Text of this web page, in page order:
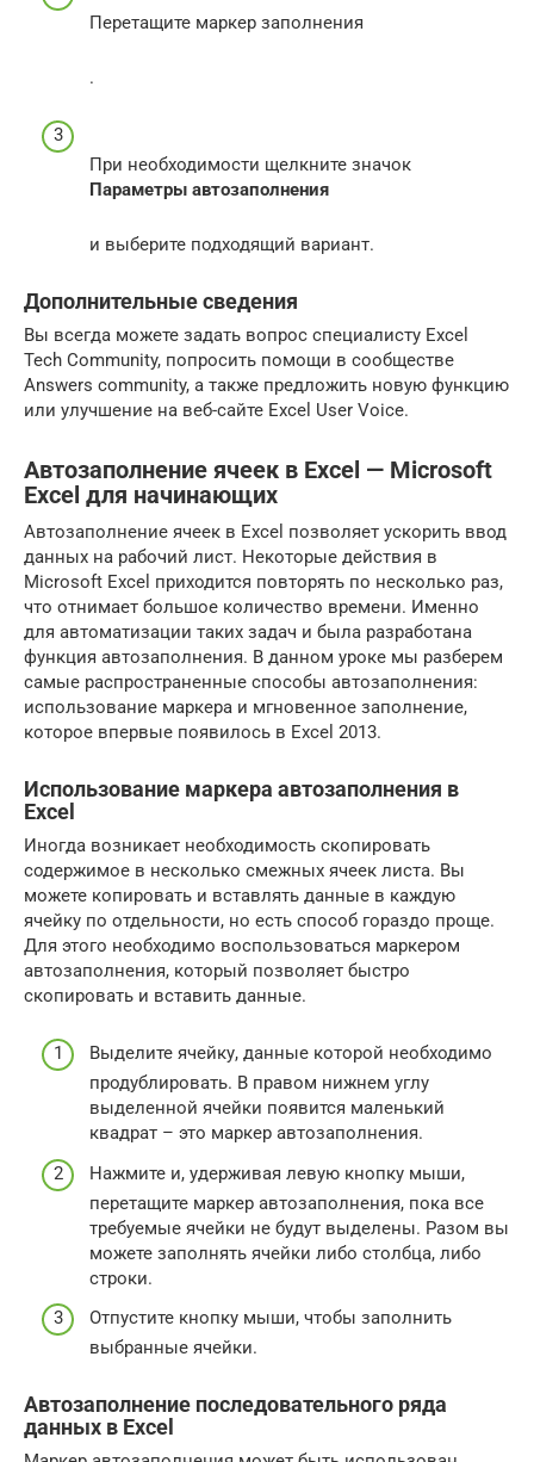
Перетащите маркер заполнения
.
При необходимости щелкните значок
Параметры автозаполнения
и выберите подходящий вариант.
Дополнительные сведения
Вы всегда можете задать вопрос специалисту Excel
Tech Community, попросить помощи в сообществе
Answers community, а также предложить новую функцию
или улучшение на веб-сайте Excel User Voice.
Автозаполнение ячеек в Excel — Microsoft
Excel для начинающих
Автозаполнение ячеек в Excel позволяет ускорить ввод
данных на рабочий лист. Некоторые действия в
Microsoft Excel приходится повторять по несколько раз,
что отнимает большое количество времени. Именно
для автоматизации таких задач и была разработана
функция автозаполнения. В данном уроке мы разберем
самые распространенные способы автозаполнения:
использование маркера и мгновенное заполнение,
которое впервые появилось в Excel 2013.
Использование маркера автозаполнения в
Excel
Иногда возникает необходимость скопировать
содержимое в несколько смежных ячеек листа. Вы
можете копировать и вставлять данные в каждую
ячейку по отдельности, но есть способ гораздо проще.
Для этого необходимо воспользоваться маркером
автозаполнения, который позволяет быстро
скопировать и вставить данные.
Выделите ячейку, данные которой необходимо
продублировать. В правом нижнем углу
выделенной ячейки появится маленький
квадрат – это маркер автозаполнения.
Нажмите и, удерживая левую кнопку мыши,
перетащите маркер автозаполнения, пока все
требуемые ячейки не будут выделены. Разом вы
можете заполнять ячейки либо столбца, либо
строки.
Отпустите кнопку мыши, чтобы заполнить
выбранные ячейки.
Автозаполнение последовательного ряда
данных в Excel